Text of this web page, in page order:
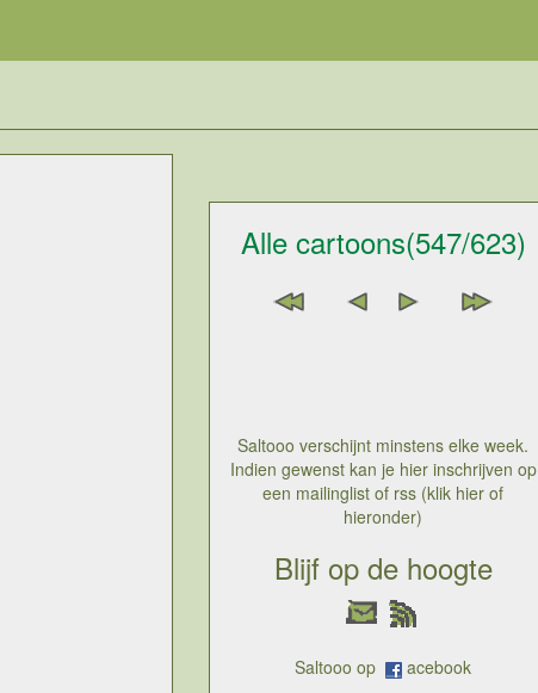
Alle cartoons(547/623)
Saltooo verschijnt minstens elke week.
Indien gewenst kan je hier inschrijven op
een mailinglist of rss (klik hier of
hieronder)
Blijf op de hoogte
Saltooo op acebook